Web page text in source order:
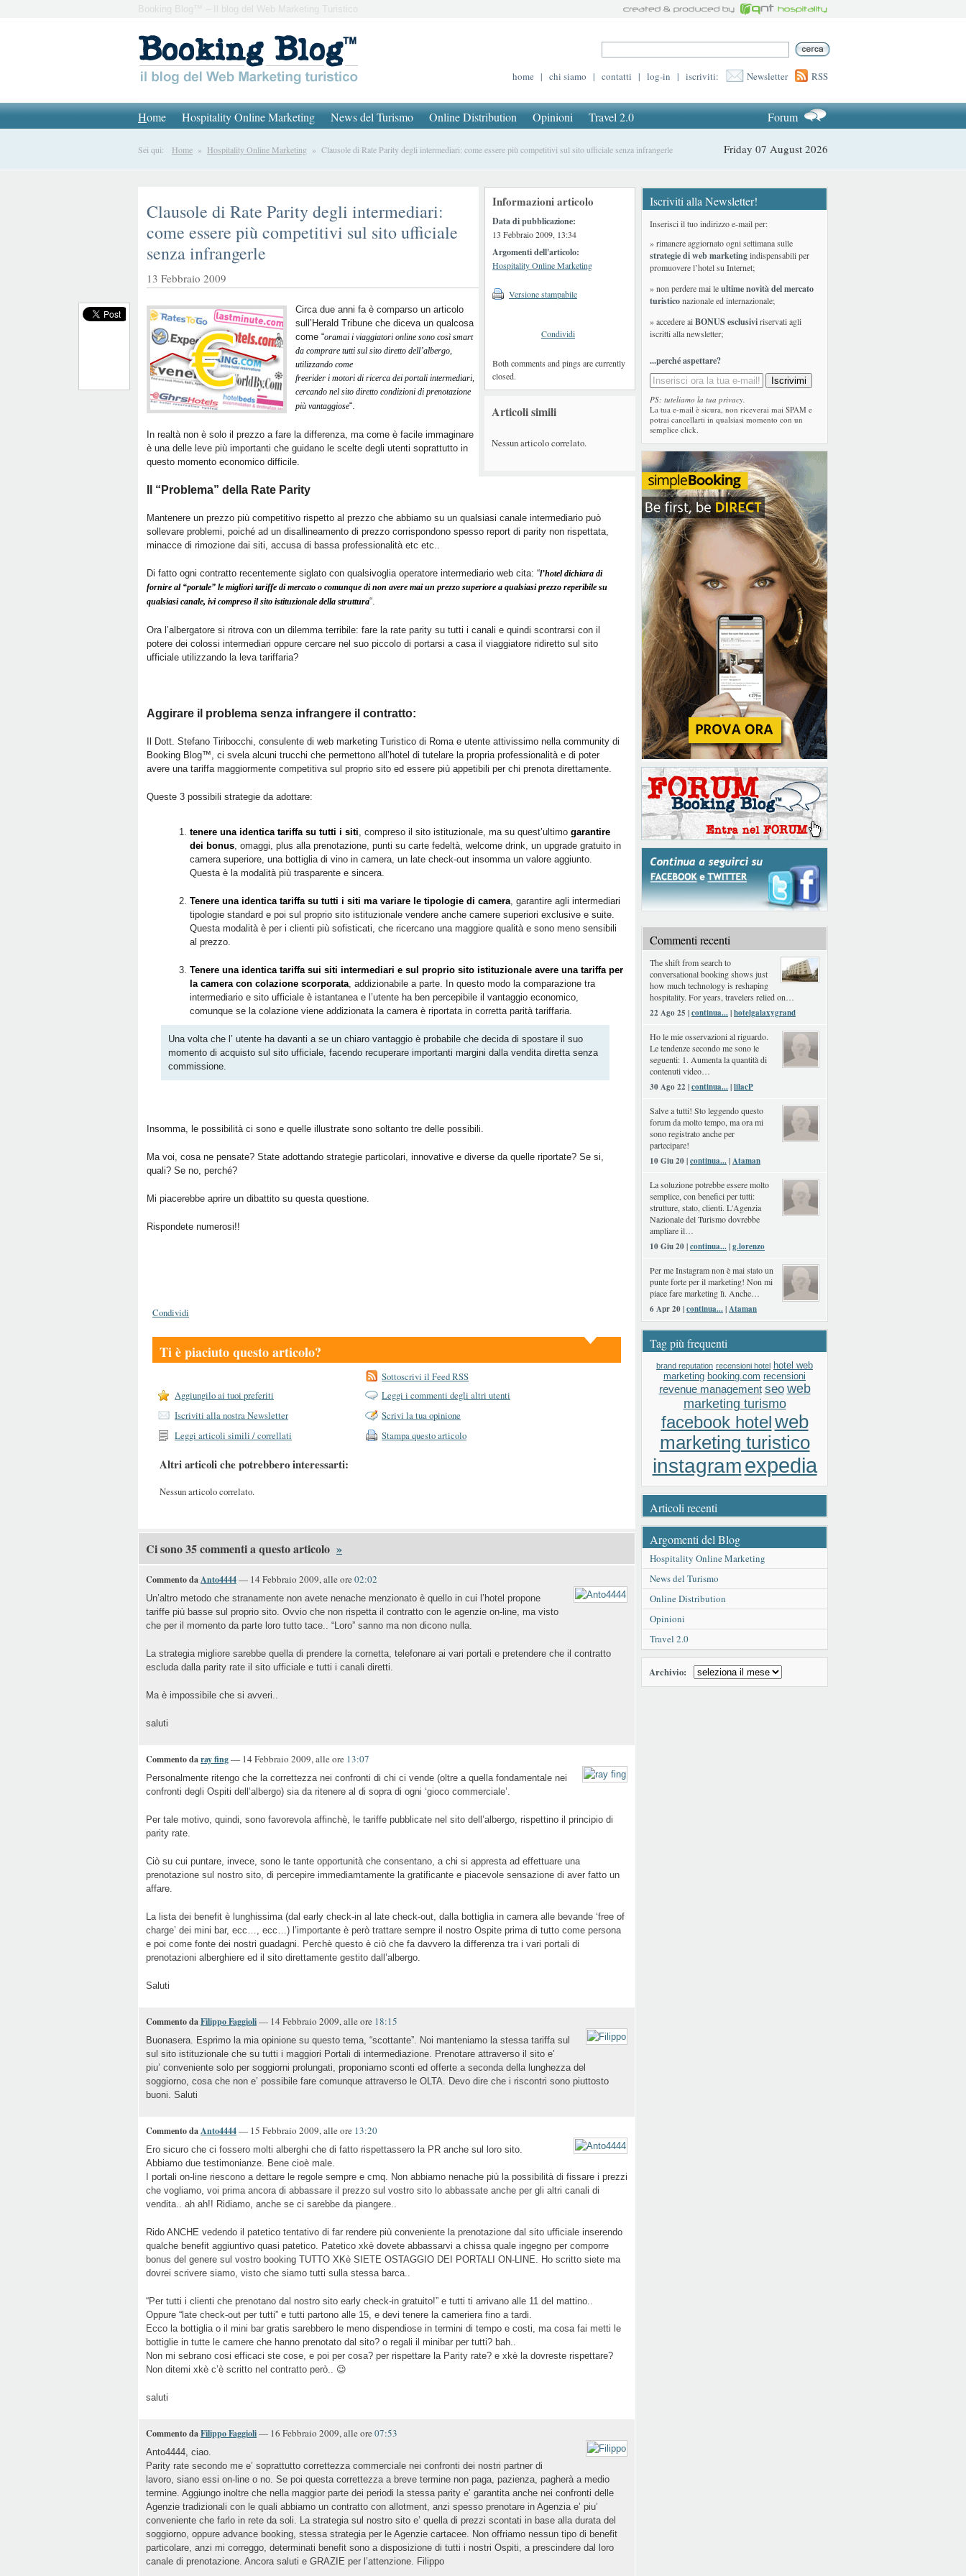
Booking Blog™ – Il blog del Web Marketing Turistico
home | chi siamo | contatti | log-in | iscriviti: Newsletter RSS
Home Hospitality Online Marketing News del Turismo Online Distribution Opinioni Travel 2.0 Forum
Sei qui: Home » Hospitality Online Marketing » Clausole di Rate Parity degli intermediari: come essere più competitivi sul sito ufficiale senza infrangerle Friday 07 August 2026
Informazioni articolo
Data di pubblicazione:
13 Febbraio 2009, 13:34
Argomenti dell'articolo:
Hospitality Online Marketing
Versione stampabile
Condividi
Both comments and pings are currently
closed.
Articoli simili
Nessun articolo correlato.
Clausole di Rate Parity degli intermediari:
come essere più competitivi sul sito ufficiale
senza infrangerle
13 Febbraio 2009
Circa due anni fa è comparso un articolo
sull’Herald Tribune che diceva un qualcosa
come “oramai i viaggiatori online sono così smart
da comprare tutti sul sito diretto dell’albergo,
utilizzando come
freerider i motori di ricerca dei portali intermediari,
cercando nel sito diretto condizioni di prenotazione
più vantaggiose“.
In realtà non è solo il prezzo a fare la differenza, ma come è facile immaginare
è una delle leve più importanti che guidano le scelte degli utenti soprattutto in
questo momento economico difficile.
Il “Problema” della Rate Parity
Mantenere un prezzo più competitivo rispetto al prezzo che abbiamo su un qualsiasi canale intermediario può
sollevare problemi, poiché ad un disallineamento di prezzo corrispondono spesso report di parity non rispettata,
minacce di rimozione dai siti, accusa di bassa professionalità etc etc..
Di fatto ogni contratto recentemente siglato con qualsivoglia operatore intermediario web cita: “l’hotel dichiara di
fornire al “portale” le migliori tariffe di mercato o comunque di non avere mai un prezzo superiore a qualsiasi prezzo reperibile su
qualsiasi canale, ivi compreso il sito istituzionale della struttura“.
Ora l’albergatore si ritrova con un dilemma terribile: fare la rate parity su tutti i canali e quindi scontrarsi con il
potere dei colossi intermediari oppure cercare nel suo piccolo di portarsi a casa il viaggiatore ridiretto sul sito
ufficiale utilizzando la leva tariffaria?
Aggirare il problema senza infrangere il contratto:
Il Dott. Stefano Tiribocchi, consulente di web marketing Turistico di Roma e utente attivissimo nella community di
Booking Blog™, ci svela alcuni trucchi che permettono all’hotel di tutelare la propria professionalità e di poter
avere una tariffa maggiormente competitiva sul proprio sito ed essere più appetibili per chi prenota direttamente.
Queste 3 possibili strategie da adottare:
tenere una identica tariffa su tutti i siti, compreso il sito istituzionale, ma su quest’ultimo garantire
dei bonus, omaggi, plus alla prenotazione, punti su carte fedeltà, welcome drink, un upgrade gratuito in
camera superiore, una bottiglia di vino in camera, un late check-out insomma un valore aggiunto.
Questa è la modalità più trasparente e sincera.
Tenere una identica tariffa su tutti i siti ma variare le tipologie di camera, garantire agli intermediari
tipologie standard e poi sul proprio sito istituzionale vendere anche camere superiori exclusive e suite.
Questa modalità è per i clienti più sofisticati, che ricercano una maggiore qualità e sono meno sensibili
al prezzo.
Tenere una identica tariffa sui siti intermediari e sul proprio sito istituzionale avere una tariffa per
la camera con colazione scorporata, addizionabile a parte. In questo modo la comparazione tra
intermediario e sito ufficiale è istantanea e l’utente ha ben percepibile il vantaggio economico,
comunque se la colazione viene addizionata la camera è riportata in corretta parità tariffaria.
Una volta che l’ utente ha davanti a se un chiaro vantaggio è probabile che decida di spostare il suo
momento di acquisto sul sito ufficiale, facendo recuperare importanti margini dalla vendita diretta senza
commissione.
Insomma, le possibilità ci sono e quelle illustrate sono soltanto tre delle possibili.
Ma voi, cosa ne pensate? State adottando strategie particolari, innovative e diverse da quelle riportate? Se si,
quali? Se no, perché?
Mi piacerebbe aprire un dibattito su questa questione.
Rispondete numerosi!!
Condividi
Ti è piaciuto questo articolo?
Sottoscrivi il Feed RSS
Aggiungilo ai tuoi preferiti
Leggi i commenti degli altri utenti
Iscriviti alla nostra Newsletter
Scrivi la tua opinione
Leggi articoli simili / correllati
Stampa questo articolo
Altri articoli che potrebbero interessarti:
Nessun articolo correlato.
Ci sono 35 commenti a questo articolo »
Commento daAnto4444— 14 Febbraio 2009, alle ore 02:02
Un’altro metodo che stranamente non avete nenache menzionato è quello in cui l’hotel propone
tariffe più basse sul proprio sito. Ovvio che non rispetta il contratto con le agenzie on-line, ma visto
che per il momento da parte loro tutto tace.. “Loro” sanno ma non dicono nulla.
La strategia migliore sarebbe quella di prendere la cornetta, telefonare ai vari portali e pretendere che il contratto
escluda dalla parity rate il sito ufficiale e tutti i canali diretti.
Ma è impossibile che si avveri..
saluti
Commento daray fing— 14 Febbraio 2009, alle ore 13:07
Personalmente ritengo che la correttezza nei confronti di chi ci vende (oltre a quella fondamentale nei
confronti degli Ospiti dell’albergo) sia da ritenere al di sopra di ogni ‘gioco commerciale’.
Per tale motivo, quindi, sono favorevola affinchè, le tariffe pubblicate nel sito dell’albergo, rispettino il principio di
parity rate.
Ciò su cui puntare, invece, sono le tante opportunità che consentano, a chi si appresta ad effettuare una
prenotazione sul nostro sito, di percepire immediamtamente la gratificante e piacevole sensazione di aver fatto un
affare.
La lista dei benefit è lunghissima (dal early check-in al late check-out, dalla bottiglia in camera alle bevande ‘free of
charge’ dei mini bar, ecc…, ecc…) l’importante è però trattare sempre il nostro Ospite prima di tutto come persona
e poi come fonte dei nostri guadagni. Perchè questo è ciò che fa davvero la differenza tra i vari portali di
prenotazioni alberghiere ed il sito direttamente gestito dall’albergo.
Saluti
Commento daFilippo Faggioli— 14 Febbraio 2009, alle ore 18:15
Buonasera. Esprimo la mia opinione su questo tema, “scottante”. Noi manteniamo la stessa tariffa sul
sul sito istituzionale che su tutti i maggiori Portali di intermediazione. Prenotare attraverso il sito e’
piu’ conveniente solo per soggiorni prolungati, proponiamo sconti ed offerte a seconda della lunghezza del
soggiorno, cosa che non e’ possibile fare comunque attraverso le OLTA. Devo dire che i riscontri sono piuttosto
buoni. Saluti
Commento daAnto4444— 15 Febbraio 2009, alle ore 13:20
Ero sicuro che ci fossero molti alberghi che di fatto rispettassero la PR anche sul loro sito.
Abbiamo due testimonianze. Bene cioè male.
I portali on-line riescono a dettare le regole sempre e cmq. Non abbiamo nenache più la possibilità di fissare i prezzi
che vogliamo, voi prima ancora di abbassare il prezzo sul vostro sito lo abbassate anche per gli altri canali di
vendita.. ah ah!! Ridiamo, anche se ci sarebbe da piangere..
Rido ANCHE vedendo il patetico tentativo di far rendere più conveniente la prenotazione dal sito ufficiale inserendo
qualche benefit aggiuntivo quasi patetico. Patetico xkè dovete abbassarvi a chissa quale ingegno per comporre
bonus del genere sul vostro booking TUTTO XKè SIETE OSTAGGIO DEI PORTALI ON-LINE. Ho scritto siete ma
dovrei scrivere siamo, visto che siamo tutti sulla stessa barca..
“Per tutti i clienti che prenotano dal nostro sito early check-in gratuito!” e tutti ti arrivano alle 11 del mattino..
Oppure “late check-out per tutti” e tutti partono alle 15, e devi tenere la cameriera fino a tardi.
Ecco la bottiglia o il mini bar gratis sarebbero le meno dispendiose in termini di tempo e costi, ma cosa fai metti le
bottiglie in tutte le camere che hanno prenotato dal sito? o regali il minibar per tutti? bah..
Non mi sebrano cosi efficaci ste cose, e poi per cosa? per rispettare la Parity rate? e xkè la dovreste rispettare?
Non ditemi xkè c’è scritto nel contratto però.. 😉
saluti
Commento daFilippo Faggioli— 16 Febbraio 2009, alle ore 07:53
Anto4444, ciao.
Parity rate secondo me e’ soprattutto correttezza commerciale nei confronti dei nostri partner di
lavoro, siano essi on-line o no. Se poi questa correttezza a breve termine non paga, pazienza, pagherà a medio
termine. Aggiungo inoltre che nella maggior parte dei periodi la stessa parity e’ garantita anche nei confronti delle
Agenzie tradizionali con le quali abbiamo un contratto con allotment, anzi spesso prenotare in Agenzia e’ piu’
conveniente che farlo in rete da soli. La strategia sul nostro sito e’ quella di prezzi scontati in base alla durata del
soggiorno, oppure advance booking, stessa strategia per le Agenzie cartacee. Non offriamo nessun tipo di benefit
particolare, anzi mi correggo, determinati benefit sono a disposizione di tutti i nostri Ospiti, a prescindere dal loro
canale di prenotazione. Ancora saluti e GRAZIE per l’attenzione. Filippo
Iscriviti alla Newsletter!
Inserisci il tuo indirizzo e-mail per:
» rimanere aggiornato ogni settimana sulle
strategie di web marketingindispensabili per
promuovere l’hotel su Internet;
» non perdere mai leultime novità del mercato
turisticonazionale ed internazionale;
» accedere aiBONUS esclusiviriservati agli
iscritti alla newsletter;
...perché aspettare?
PS: tuteliamo la tua privacy.
La tua e-mail è sicura, non riceverai mai SPAM e
potrai cancellarti in qualsiasi momento con un
semplice click.
Commenti recenti
The shift from search to
conversational booking shows just
how much technology is reshaping
hospitality. For years, travelers relied on…
22 Ago 25 |continua...|hotelgalaxygrand
Ho le mie osservazioni al riguardo.
Le tendenze secondo me sono le
seguenti: 1. Aumenta la quantità di
contenuti video…
30 Ago 22 |continua...|lilacP
Salve a tutti! Sto leggendo questo
forum da molto tempo, ma ora mi
sono registrato anche per
partecipare!
10 Giu 20 |continua...|Ataman
La soluzione potrebbe essere molto
semplice, con benefici per tutti:
strutture, stato, clienti. L'Agenzia
Nazionale del Turismo dovrebbe
ampliare il…
10 Giu 20 |continua...|g.lorenzo
Per me Instagram non è mai stato un
punte forte per il marketing! Non mi
piace fare marketing lì. Anche…
6 Apr 20 |continua...|Ataman
Tag più frequenti
brand reputation recensioni hotel hotel web
marketing booking.com recensioni
revenue management seo web
marketing turismo
facebook hotelweb
marketing turistico
instagramexpedia
Articoli recenti
Argomenti del Blog
Hospitality Online Marketing
News del Turismo
Online Distribution
Opinioni
Travel 2.0
Archivio: